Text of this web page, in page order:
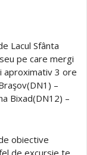
Lacul Sfânta
pe care mergi
aproximativ 3 ore
–
Bixad(DN12) –
obiective
de excursie te